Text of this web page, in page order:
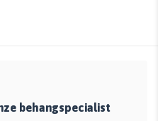
behangspecialist